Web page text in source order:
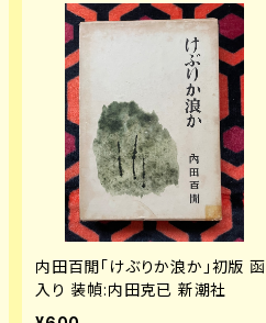
内田百閒「けぶりか浪か」初版 函
入り 装幀:内田克已 新潮社